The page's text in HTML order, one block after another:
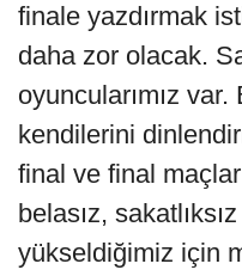
finale yazdırmak
daha zor olacak.
oyuncularımız
kendilerini
final ve final
belasız,
yükseldiğimiz için